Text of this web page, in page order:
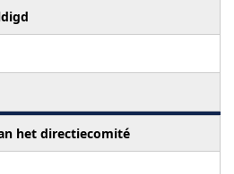
het directiecomité